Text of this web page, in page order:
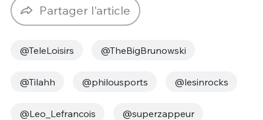
Partager l'article
@TeleLoisirs @TheBigBrunowski
@Tilahh @philousports @lesinrocks
@Leo_Lefrancois @superzappeur